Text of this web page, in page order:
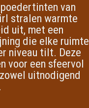
van
stralen warmte
uit, met een
die elke ruimte
niveau tilt. Deze
voor een sfeervol
uitnodigend